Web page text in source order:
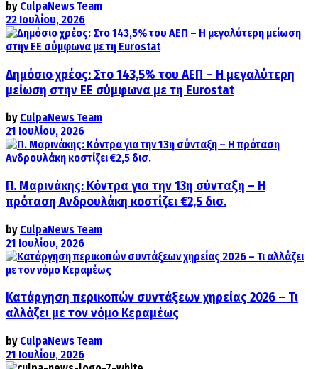
by CulpaNews Team
22 Ιουλίου, 2026
Δημόσιο χρέος: Στο 143,5% του ΑΕΠ – Η μεγαλύτερη
μείωση στην ΕΕ σύμφωνα με τη Eurostat
by CulpaNews Team
21 Ιουλίου, 2026
Π. Μαρινάκης: Κόντρα για την 13η σύνταξη – Η
πρόταση Ανδρουλάκη κοστίζει €2,5 δισ.
by CulpaNews Team
21 Ιουλίου, 2026
Κατάργηση περικοπών συντάξεων χηρείας 2026 – Τι
αλλάζει με τον νόμο Κεραμέως
by CulpaNews Team
21 Ιουλίου, 2026